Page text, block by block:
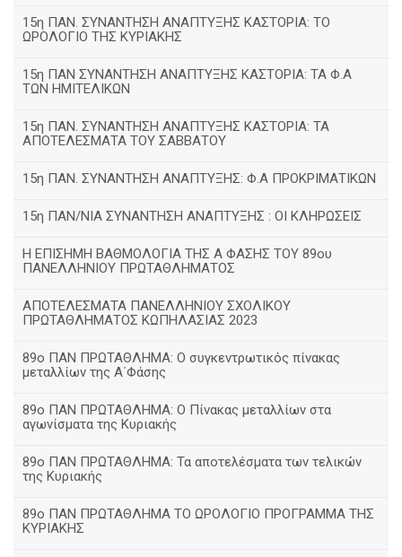
15η ΠΑΝ. ΣΥΝΑΝΤΗΣΗ ΑΝΑΠΤΥΞΗΣ ΚΑΣΤΟΡΙΑ: ΤΟ
ΩΡΟΛΟΓΙΟ ΤΗΣ ΚΥΡΙΑΚΗΣ
15η ΠΑΝ ΣΥΝΑΝΤΗΣΗ ΑΝΑΠΤΥΞΗΣ ΚΑΣΤΟΡΙΑ: ΤΑ Φ.Α
ΤΩΝ ΗΜΙΤΕΛΙΚΩΝ
15η ΠΑΝ. ΣΥΝΑΝΤΗΣΗ ΑΝΑΠΤΥΞΗΣ ΚΑΣΤΟΡΙΑ: ΤΑ
ΑΠΟΤΕΛΕΣΜΑΤΑ ΤΟΥ ΣΑΒΒΑΤΟΥ
15η ΠΑΝ. ΣΥΝΑΝΤΗΣΗ ΑΝΑΠΤΥΞΗΣ: Φ.Α ΠΡΟΚΡΙΜΑΤΙΚΩΝ
15η ΠΑΝ/ΝΙΑ ΣΥΝΑΝΤΗΣΗ ΑΝΑΠΤΥΞΗΣ : ΟΙ ΚΛΗΡΩΣΕΙΣ
Η ΕΠΙΣΗΜΗ ΒΑΘΜΟΛΟΓΙΑ ΤΗΣ Α ΦΑΣΗΣ ΤΟΥ 89ου
ΠΑΝΕΛΛΗΝΙΟΥ ΠΡΩΤΑΘΛΗΜΑΤΟΣ
ΑΠΟΤΕΛΕΣΜΑΤΑ ΠΑΝΕΛΛΗΝΙΟΥ ΣΧΟΛΙΚΟΥ
ΠΡΩΤΑΘΛΗΜΑΤΟΣ ΚΩΠΗΛΑΣΙΑΣ 2023
89ο ΠΑΝ ΠΡΩΤΑΘΛΗΜΑ: Ο συγκεντρωτικός πίνακας
μεταλλίων της Α΄Φάσης
89ο ΠΑΝ ΠΡΩΤΑΘΛΗΜΑ: Ο Πίνακας μεταλλίων στα
αγωνίσματα της Κυριακής
89ο ΠΑΝ ΠΡΩΤΑΘΛΗΜΑ: Τα αποτελέσματα των τελικών
της Κυριακής
89ο ΠΑΝ ΠΡΩΤΑΘΛΗΜΑ ΤΟ ΩΡΟΛΟΓΙΟ ΠΡΟΓΡΑΜΜΑ ΤΗΣ
ΚΥΡΙΑΚΗΣ